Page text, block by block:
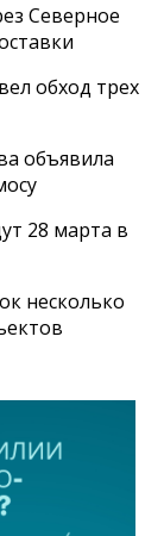
Северное
обход трех
объявила
28 марта в
несколько